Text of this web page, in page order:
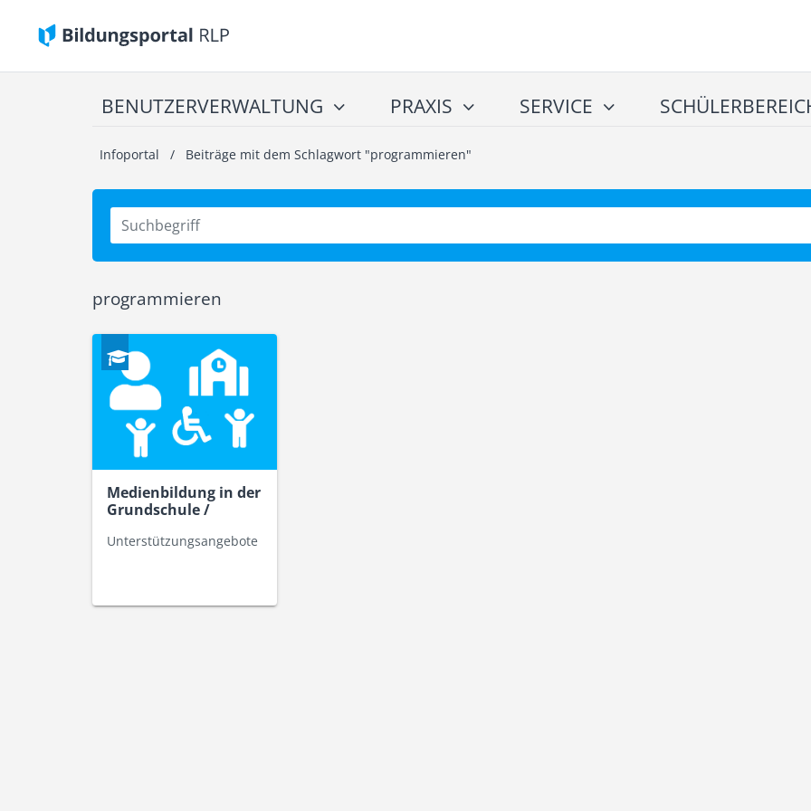
BENUTZERVERWALTUNG PRAXIS SERVICE
Infoportal / Beiträge mit dem Schlagwort "programmieren"
programmieren
Medienbildung in der
Grundschule /
Unterstützungsangebote